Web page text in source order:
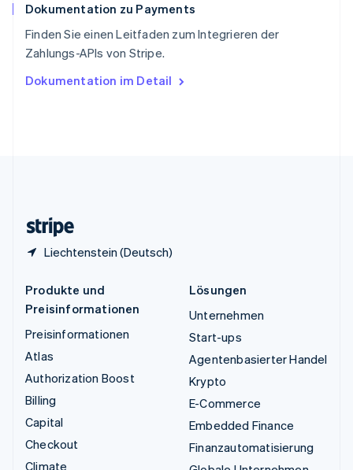
Dokumentation zu Payments
Finden Sie einen Leitfaden zum Integrieren der
Zahlungs-APIs von Stripe.
Dokumentation im Detail
Liechtenstein (Deutsch)
Thailand
Tschechische Republik
English
English
Produkte und
Preisinformationen
Preisinformationen
Atlas
Authorization Boost
Billing
Capital
Checkout
Climate
Lösungen
Unternehmen
Start-ups
Agentenbasierter Handel
Krypto
E-Commerce
Embedded Finance
Finanzautomatisierung